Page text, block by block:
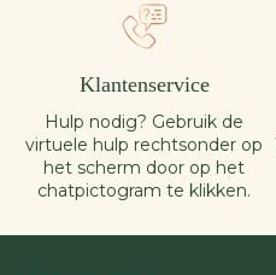
Klantenservice
Hulp nodig? Gebruik de
virtuele hulp rechtsonder op
het scherm door op het
chatpictogram te klikken.